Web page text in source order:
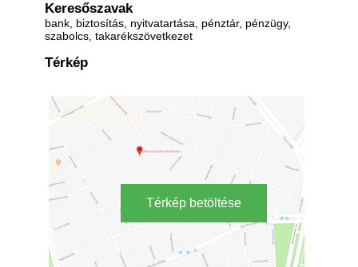
Keresőszavak
bank, biztosítás, nyitvatartása, pénztár, pénzügy,
szabolcs, takarékszövetkezet
Térkép
Térkép betöltése